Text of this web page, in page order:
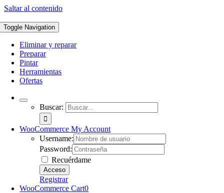
Saltar al contenido
Toggle Navigation
Eliminar y reparar
Preparar
Pintar
Herramientas
Ofertas
Buscar:
WooCommerce My Account
Username:
Password:
Recuérdame
Registrar
WooCommerce Cart0